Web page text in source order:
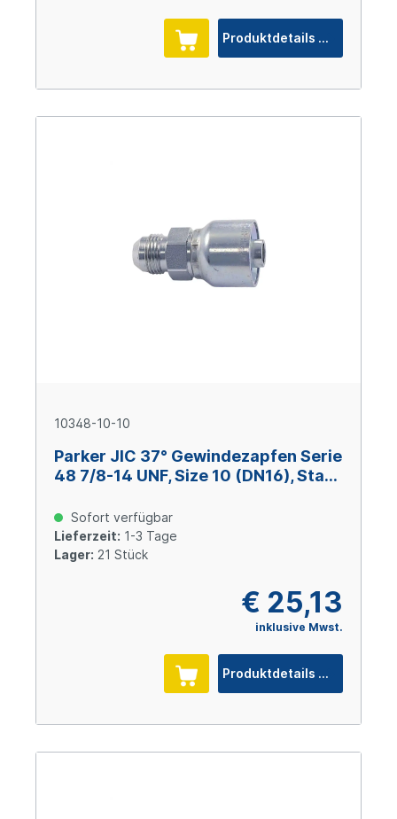
Produktdetails
10348-10-10
Parker JIC 37° Gewindezapfen Serie
48 7/8-14 UNF, Size 10 (DN16), Stahl
Sofort verfügbar
Lieferzeit: 1-3 Tage
Lager: 21 Stück
€ 25,13
inklusive Mwst.
Produktdetails